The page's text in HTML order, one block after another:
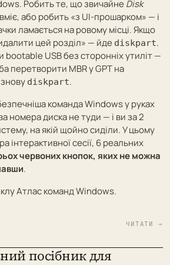
Робить те, що звичайне Disk
або робить «з UI-прошарком» — і
ламається на ровому місці. Якщо
цей розділ» — йде diskpart.
USB без сторонніх утиліт —
перетворити MBR у GPT на
diskpart.
команда Windows у руках
номера диска не туди — і ви за 2
на якій щойно сиділи. У цьому
інтерактивної сесії, 6 реальних
червоних кнопок, яких не можна
.
Атлас команд Windows.
ЧИТАТИ →
посібник для